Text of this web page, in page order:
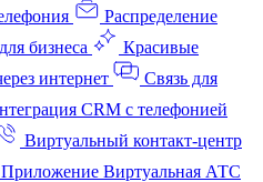
Распределение
бизнеса
Красивые
интернет
Связь для
CRM с телефонией
Виртуальный контакт‑центр
Приложение Виртуальная АТС